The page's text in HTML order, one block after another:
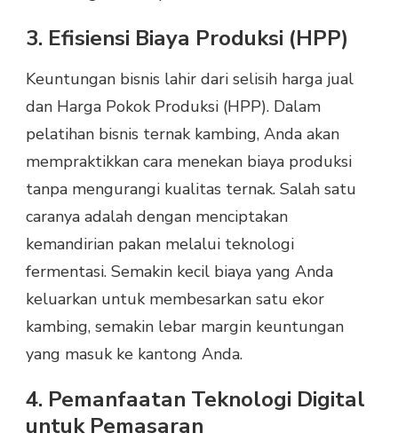
3. Efisiensi Biaya Produksi (HPP)
Keuntungan bisnis lahir dari selisih harga jual
dan Harga Pokok Produksi (HPP). Dalam
pelatihan bisnis ternak kambing, Anda akan
mempraktikkan cara menekan biaya produksi
tanpa mengurangi kualitas ternak. Salah satu
caranya adalah dengan menciptakan
kemandirian pakan melalui teknologi
fermentasi. Semakin kecil biaya yang Anda
keluarkan untuk membesarkan satu ekor
kambing, semakin lebar margin keuntungan
yang masuk ke kantong Anda.
4. Pemanfaatan Teknologi Digital
untuk Pemasaran